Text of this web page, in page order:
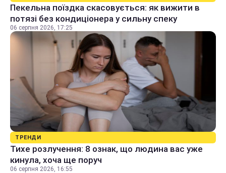
Пекельна поїздка скасовується: як вижити в
потязі без кондиціонера у сильну спеку
06 серпня 2026, 17:25
ТРЕНДИ
Тихе розлучення: 8 ознак, що людина вас уже
кинула, хоча ще поруч
06 серпня 2026, 16:55